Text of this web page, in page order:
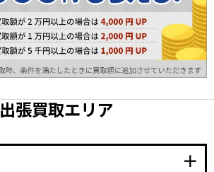
出張買取エリア
add